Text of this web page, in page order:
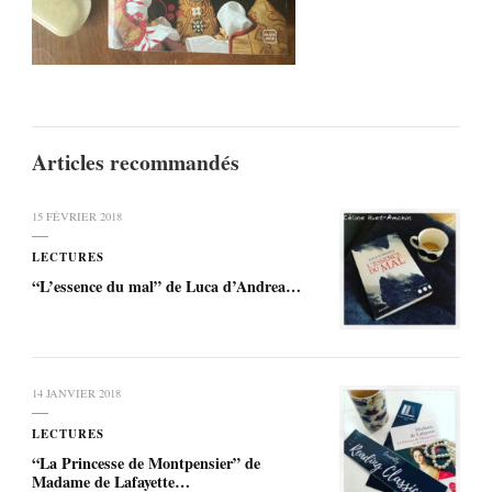
Articles recommandés
15 FÉVRIER 2018
LECTURES
“L’essence du mal” de Luca d’Andrea…
14 JANVIER 2018
LECTURES
“La Princesse de Montpensier” de
Madame de Lafayette…